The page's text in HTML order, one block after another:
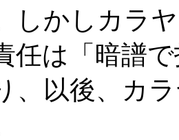
しかしカラ
任は「暗譜
、以後、カ